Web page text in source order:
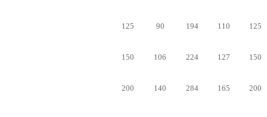
125 90 194 110 125
150 106 224 127 150
200 140 284 165 200